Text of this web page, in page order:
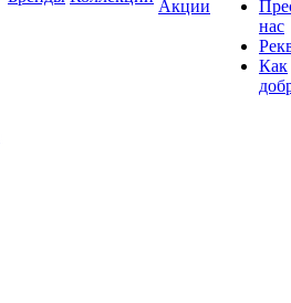
Акции
нас
Как